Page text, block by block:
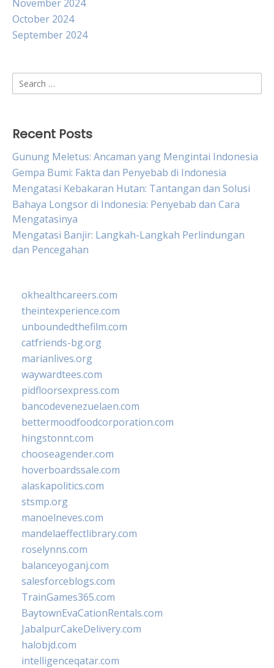
November 2024
October 2024
September 2024
Search
for:
Recent Posts
Gunung Meletus: Ancaman yang Mengintai Indonesia
Gempa Bumi: Fakta dan Penyebab di Indonesia
Mengatasi Kebakaran Hutan: Tantangan dan Solusi
Bahaya Longsor di Indonesia: Penyebab dan Cara
Mengatasinya
Mengatasi Banjir: Langkah-Langkah Perlindungan
dan Pencegahan
okhealthcareers.com
theintexperience.com
unboundedthefilm.com
catfriends-bg.org
marianlives.org
waywardtees.com
pidfloorsexpress.com
bancodevenezuelaen.com
bettermoodfoodcorporation.com
hingstonnt.com
chooseagender.com
hoverboardssale.com
alaskapolitics.com
stsmp.org
manoelneves.com
mandelaeffectlibrary.com
roselynns.com
balanceyoganj.com
salesforceblogs.com
TrainGames365.com
BaytownEvaCationRentals.com
JabalpurCakeDelivery.com
halobjd.com
intelligenceqatar.com